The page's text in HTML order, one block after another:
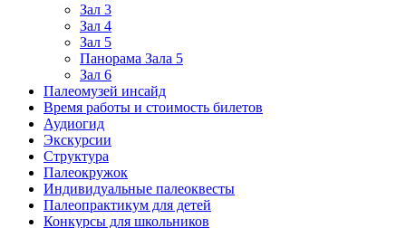
Зал 3
Зал 4
Зал 5
Панорама Зала 5
Зал 6
Палеомузей инсайд
Время работы и стоимость билетов
Аудиогид
Экскурсии
Структура
Палеокружок
Индивидуальные палеоквесты
Палеопрактикум для детей
Конкурсы для школьников